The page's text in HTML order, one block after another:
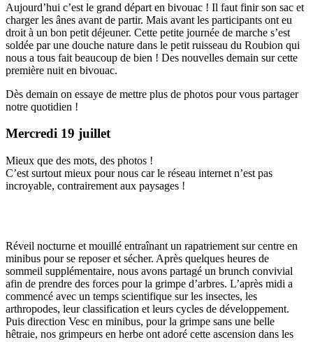
Aujourd’hui c’est le grand départ en bivouac ! Il faut finir son sac et
charger les ânes avant de partir. Mais avant les participants ont eu
droit à un bon petit déjeuner. Cette petite journée de marche s’est
soldée par une douche nature dans le petit ruisseau du Roubion qui
nous a tous fait beaucoup de bien ! Des nouvelles demain sur cette
première nuit en bivouac.
Dès demain on essaye de mettre plus de photos pour vous partager
notre quotidien !
Mercredi 19 juillet
Mieux que des mots, des photos !
C’est surtout mieux pour nous car le réseau internet n’est pas
incroyable, contrairement aux paysages !
Réveil nocturne et mouillé entraînant un rapatriement sur centre en
minibus pour se reposer et sécher. Après quelques heures de
sommeil supplémentaire, nous avons partagé un brunch convivial
afin de prendre des forces pour la grimpe d’arbres. L’après midi a
commencé avec un temps scientifique sur les insectes, les
arthropodes, leur classification et leurs cycles de développement.
Puis direction Vesc en minibus, pour la grimpe sans une belle
hêtraie, nos grimpeurs en herbe ont adoré cette ascension dans les